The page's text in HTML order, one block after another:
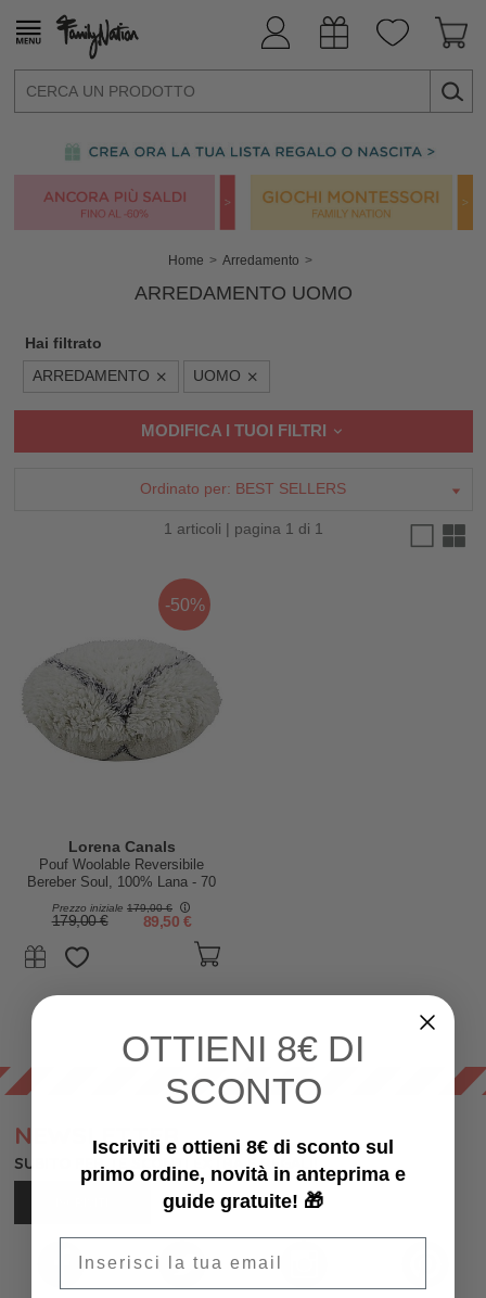
Home Arredamento
ARREDAMENTO UOMO
Hai filtrato
ARREDAMENTO UOMO
MODIFICA I TUOI FILTRI
Ordinato per: BEST SELLERS
1 articoli | pagina 1 di 1
-50%
Lorena Canals
Pouf Woolable Reversibile
Bereber Soul, 100% Lana - 70
Prezzo iniziale 179,00 €
179,00 € 89,50 €
NEWSLETTER
SUBITO PER TE SCONTI EXTRA E REGALI!
OTTIENI 8€ DI
SCONTO
Iscriviti e ottieni 8€ di sconto sul
primo ordine, novità in anteprima e
guide gratuite! 🎁